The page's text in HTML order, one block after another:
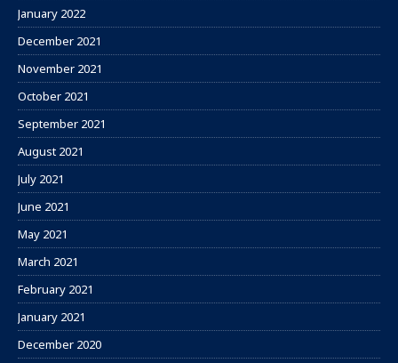
January 2022
December 2021
November 2021
October 2021
September 2021
August 2021
July 2021
June 2021
May 2021
March 2021
February 2021
January 2021
December 2020